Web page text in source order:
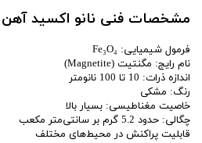
مشخصات فنی نانو اکسید
فرمول شیمیایی: Fe₃O₄
نام رایج: مگنتیت (Magnetite)
اندازه ذرات: 10 تا 100 نانومتر
رنگ: مشکی
خاصیت مغناطیسی: بسیار بالا
چگالی: حدود 5.2 گرم بر سانتی‌متر مکعب
قابلیت پراکنش در محیط‌های مختلف